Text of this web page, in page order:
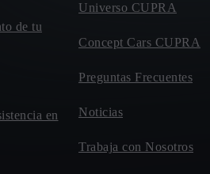
de tu
en
Universo CUPRA
Concept Cars CUPRA
Preguntas Frecuentes
Noticias
Trabaja con Nosotros